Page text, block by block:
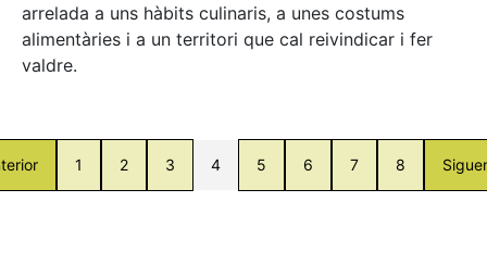
arrelada a uns hàbits culinaris, a unes costums
alimentàries i a un territori que cal reivindicar i fer
valdre.
1 2 3 4 5 6 7 8